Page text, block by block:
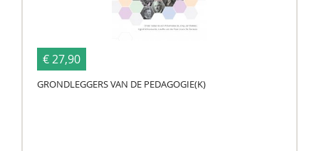
€ 27,90
GRONDLEGGERS VAN DE PEDAGOGIE(K)